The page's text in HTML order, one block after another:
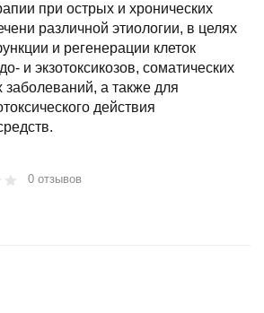
при острых и хронических
различной этиологии, в целях
и регенерации клеток
и экзотоксикозов, соматических
а также для
действия
0 отзывов